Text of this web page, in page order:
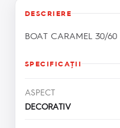
DESCRIERE
BOAT CARAMEL 30/60
SPECIFICAŢII
ASPECT
DECORATIV